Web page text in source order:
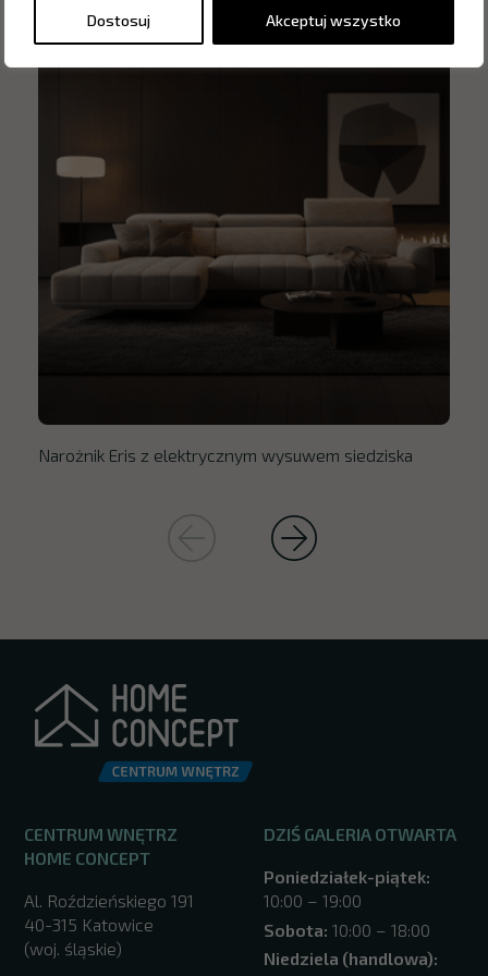
Dostosuj Akceptuj wszystko
Narożnik Eris z elektrycznym wysuwem siedziska
CENTRUM WNĘTRZ
HOME CONCEPT
Al. Roździeńskiego 191
40-315 Katowice
(woj. śląskie)
DZIŚ GALERIA OTWARTA
Poniedziałek-piątek:
10:00 – 19:00
Sobota: 10:00 – 18:00
Niedziela (handlowa):